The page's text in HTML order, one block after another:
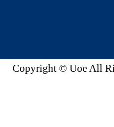
Copyright © Uoe All